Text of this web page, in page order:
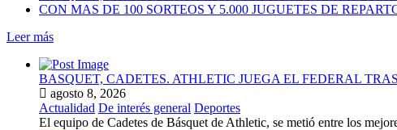
CON MAS DE 100 SORTEOS Y 5.000 JUGUETES DE
Leer más
BASQUET, CADETES. ATHLETIC JUEGA EL FEDERAL
agosto 8, 2026
Actualidad De interés general Deportes
El equipo de Cadetes de Básquet de Athletic, se metió entre los